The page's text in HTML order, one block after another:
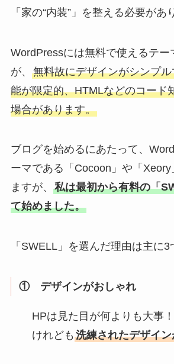
「家の“内装”」を整える必要があ
WordPressには無料で使えるテー
が、 無料故にデザインがシンプ
能が限定的、HTMLなどのコード
場合があります。
ブログを始めるにあたって、
ーマである「Cocoon」や「
ますが、 私は最初から有料の「
て始めました。
「SWELL」を選んだ理由は主に3
① デザインがおしゃれ
HPは見た目が何よりも大事
けれども 洗練されたデザイ